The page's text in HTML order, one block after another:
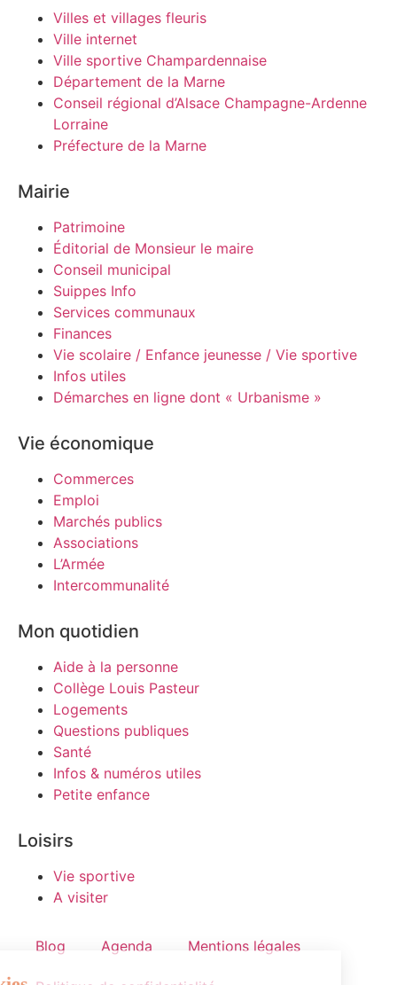
Villes et villages fleuris
Ville internet
Ville sportive Champardennaise
Département de la Marne
Conseil régional d’Alsace Champagne-Ardenne
Lorraine
Préfecture de la Marne
Mairie
Patrimoine
Éditorial de Monsieur le maire
Conseil municipal
Suippes Info
Services communaux
Finances
Vie scolaire / Enfance jeunesse / Vie sportive
Infos utiles
Démarches en ligne dont « Urbanisme »
Vie économique
Commerces
Emploi
Marchés publics
Associations
L’Armée
Intercommunalité
Mon quotidien
Aide à la personne
Collège Louis Pasteur
Logements
Questions publiques
Santé
Infos & numéros utiles
Petite enfance
Loisirs
Vie sportive
A visiter
Blog Agenda Mentions légales